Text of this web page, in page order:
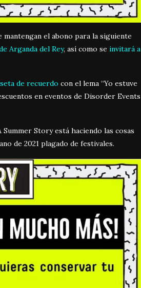
el abono para la siguiente
Arganda del Rey, así como se invitará a
de recuerdo con el lema “Yo estuve
en eventos de Disorder Events
Story está haciendo las cosas
de 2021 plagado de festivales.